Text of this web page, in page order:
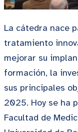
La cátedra nace
tratamiento
mejorar su
formación, la
sus principales
2025. Hoy se ha
Facultad de